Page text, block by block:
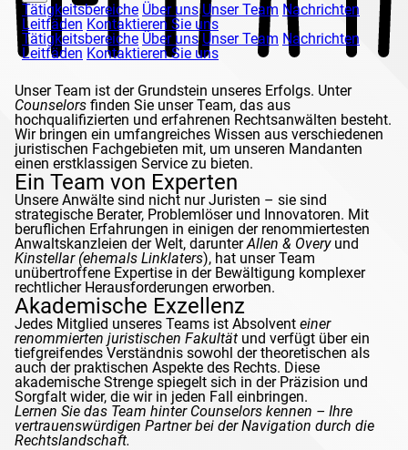
Tätigkeitsbereiche Über uns Unser Team Nachrichten
Leitfäden Kontaktieren Sie uns
Tätigkeitsbereiche Über uns Unser Team Nachrichten
Leitfäden Kontaktieren Sie uns
Unser Team ist der Grundstein unseres Erfolgs. Unter
Counselors finden Sie unser Team, das aus
hochqualifizierten und erfahrenen Rechtsanwälten besteht.
Wir bringen ein umfangreiches Wissen aus verschiedenen
juristischen Fachgebieten mit, um unseren Mandanten
einen erstklassigen Service zu bieten.
Ein Team von Experten
Unsere Anwälte sind nicht nur Juristen – sie sind
strategische Berater, Problemlöser und Innovatoren. Mit
beruflichen Erfahrungen in einigen der renommiertesten
Anwaltskanzleien der Welt, darunterAllen & Overyund
Kinstellar(ehemals Linklaters), hat unser Team
unübertroffene Expertise in der Bewältigung komplexer
rechtlicher Herausforderungen erworben.
Akademische Exzellenz
Jedes Mitglied unseres Teams ist Absolvent einer
renommierten juristischen Fakultät und verfügt über ein
tiefgreifendes Verständnis sowohl der theoretischen als
auch der praktischen Aspekte des Rechts. Diese
akademische Strenge spiegelt sich in der Präzision und
Sorgfalt wider, die wir in jeden Fall einbringen.
Lernen Sie das Team hinter Counselors kennen – Ihre
vertrauenswürdigen Partner bei der Navigation durch die
Rechtslandschaft.